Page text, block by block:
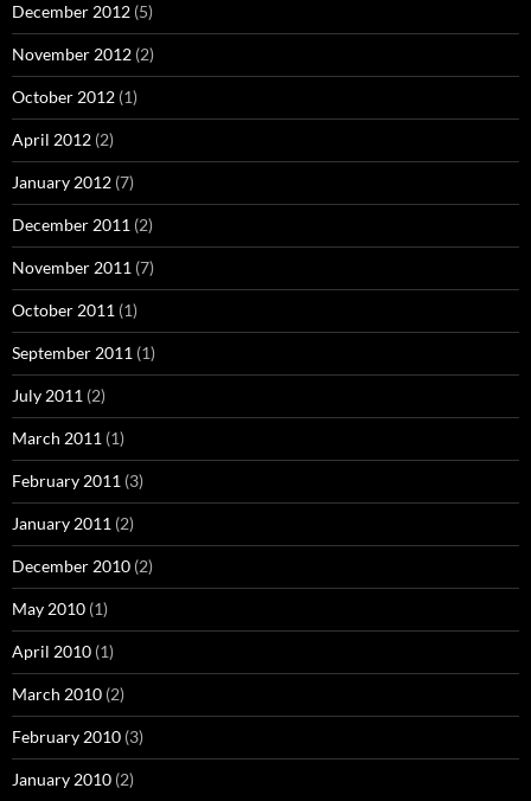
December 2012 (5)
November 2012 (2)
October 2012 (1)
April 2012 (2)
January 2012 (7)
December 2011 (2)
November 2011 (7)
October 2011 (1)
September 2011 (1)
July 2011 (2)
March 2011 (1)
February 2011 (3)
January 2011 (2)
December 2010 (2)
May 2010 (1)
April 2010 (1)
March 2010 (2)
February 2010 (3)
January 2010 (2)